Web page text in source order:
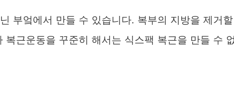
부엌에서 만들 수 있습니다. 복부의 지방을 제거할
근운동을 꾸준히 해서는 식스팩 복근을 만들 수 없